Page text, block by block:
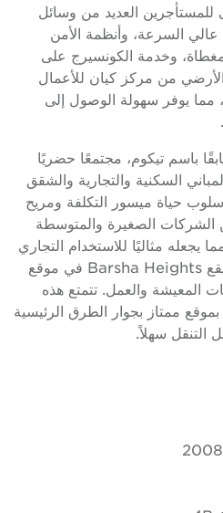
العديد من وسائل
السرعة، وأنظمة الأمن
وخدمة الكونسيرج على
الأرضي من مركز كيان للأعمال
يوفر سهولة الوصول إلى
باسم تيكوم، مجتمعًا حضريًا
السكنية والتجارية والشقق
حياة ميسور التكلفة ومريح
الصغيرة والمتوسطة
مثاليًا للاستخدام التجاري
والسكني. بالإضافة إلى ذلك، يقع Barsha Heights في موقع
والعمل. تتمتع هذه
ممتاز بجوار الطرق الرئيسية
سهلاً.